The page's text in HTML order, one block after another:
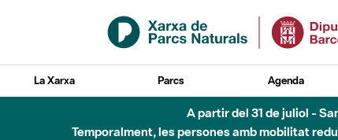
Salta al contingut principal
La Xarxa Parcs Agenda
A partir del 31 de juliol -
Temporalment, les persones amb mobilitat